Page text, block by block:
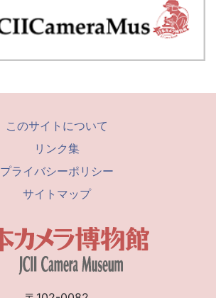
このサイトについて
リンク集
プライバシーポリシー
サイトマップ